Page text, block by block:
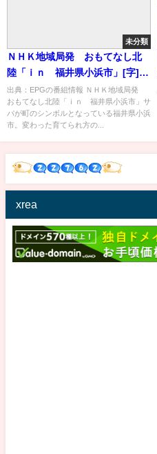
未分類
ＮＨＫ地域局発 おもてなし北
陸「ｉｎ 福井県小浜市」[字]…
の番組内容解析まとめ
出典：EPGの番組情報 ＮＨＫ地域局発
おもてなし北陸「ｉｎ 福井県小浜市」サ
バが町のシンボルとなっている福井県小浜
市。変わった育てられ方の...
xrea